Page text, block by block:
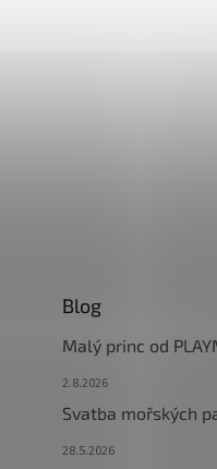
Blog
Malý princ od
2.8.2026
Svatba mořských
28.5.2026